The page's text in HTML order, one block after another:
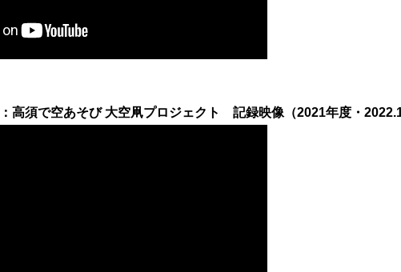
高須で空あそび 大空凧プロジェクト 記録映像（2021年度・